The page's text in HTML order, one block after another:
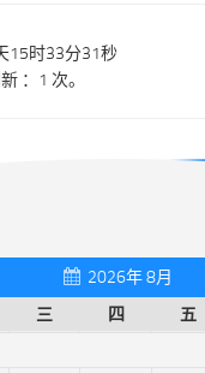
15时33分31秒
：1 次。
2026年 8月
三 四 五